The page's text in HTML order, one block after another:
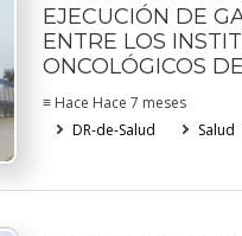
EJECUCIÓN DE
ENTRE LOS
ONCOLÓGICOS
≡ Hace Hace 7 meses
DR-de-Salud
Salud